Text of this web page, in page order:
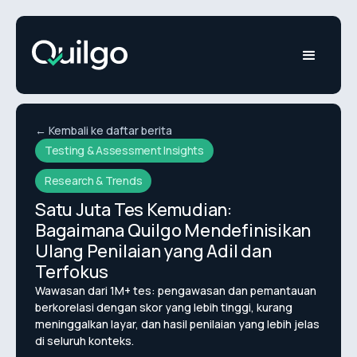
← Kembali ke daftar berita
Testing & Assessment Insights
Research & Trends
Satu Juta Tes Kemudian:
Bagaimana Quilgo Mendefinisikan
Ulang Penilaian yang Adil dan
Terfokus
Wawasan dari 1M+ tes: pengawasan dan pemantauan
berkorelasi dengan skor yang lebih tinggi, kurang
meninggalkan layar, dan hasil penilaian yang lebih jelas
di seluruh konteks.